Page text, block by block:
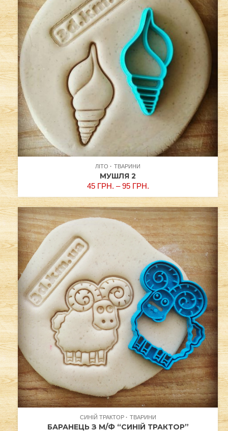
ЛІТО ТВАРИНИ
МУШЛЯ 2
45 ГРН. –95 ГРН.
СИНІЙ ТРАКТОР ТВАРИНИ
БАРАНЕЦЬ З М/Ф “СИНІЙ ТРАКТОР”